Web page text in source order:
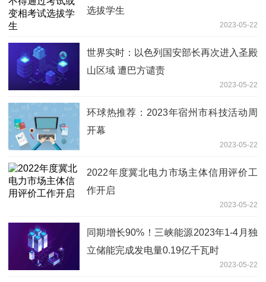
选拔学生
2023-05-22
世界实时：以色列国安部长再次进入圣殿
山区域 遭巴方谴责
2023-05-22
环球热推荐：2023年宿州市科技活动周
开幕
2023-05-22
2022年度冀北电力市场主体信用评价工
作开启
2023-05-22
同期增长90%！三峡能源2023年1-4月独
立储能完成发电量0.19亿千瓦时
2023-05-22